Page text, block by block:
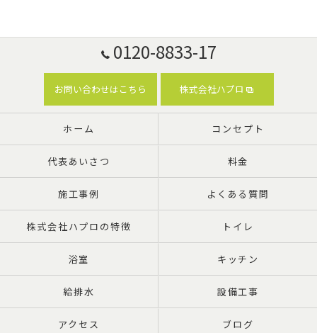
0120-8833-17
お問い合わせはこちら 株式会社ハプロ
ホーム コンセプト
代表あいさつ 料金
施工事例 よくある質問
株式会社ハプロの特徴 トイレ
浴室 キッチン
給排水 設備工事
アクセス ブログ